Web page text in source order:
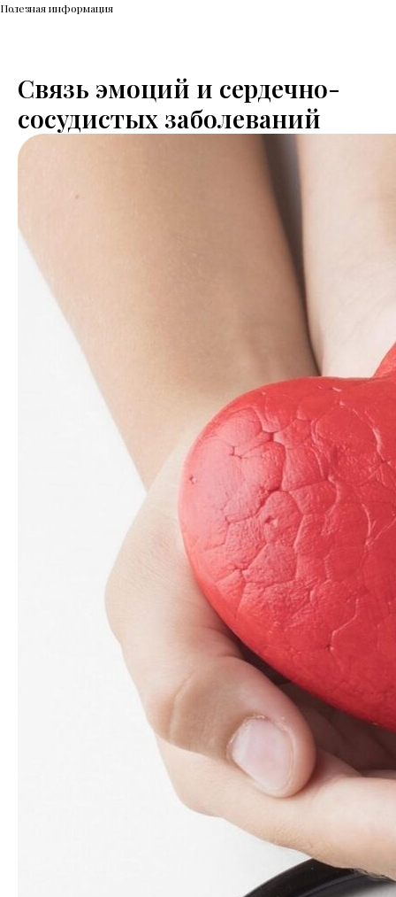
Полезная информация
Связь эмоций и сердечно-
сосудистых заболеваний